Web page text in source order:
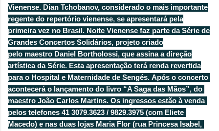
Vienense. Dian Tchobanov, considerado o mais importante
regente do repertório vienense, se apresentará pela
primeira vez no Brasil. Noite Vienense faz parte da Série de
Grandes Concertos Solidários, projeto criado
pelo maestro Daniel Bortholossi, que assina a direção
artística da Série. Esta apresentação terá renda revertida
para o Hospital e Maternidade de Sengés. Após o concerto
acontecerá o lançamento do livro “A Saga das Mãos”, do
maestro João Carlos Martins. Os ingressos estão à venda
pelos telefones 41 3079.3623 / 9829.3975 (com Eliete
Macedo) e nas duas lojas Maria Flor (rua Princesa Isabel,